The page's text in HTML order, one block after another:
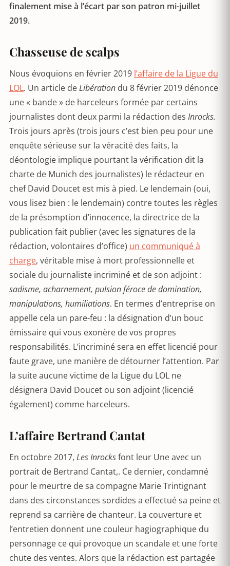
finalement mise à l’écart par son patron mi-juillet
2019.
Chasseuse de scalps
Nous évoquions en février 2019 l’affaire de la Ligue du
LOL. Un article deLibération du 8 février 2019 dénonce
une « bande » de harceleurs formée par certains
journalistes dont deux parmi la rédaction des Inrocks.
Trois jours après (trois jours c’est bien peu pour une
enquête sérieuse sur la véracité des faits, la
déontologie implique pourtant la vérification dit la
charte de Munich des journalistes) le rédacteur en
chef David Doucet est mis à pied. Le lendemain (oui,
vous lisez bien : le lendemain) contre toutes les règles
de la présomption d’innocence, la directrice de la
publication fait publier (avec les signatures de la
rédaction, volontaires d’office) un communiqué à
charge, véritable mise à mort professionnelle et
sociale du journaliste incriminé et de son adjoint :
sadisme, acharnement, pulsion féroce de domination,
manipulations, humiliations. En termes d’entreprise on
appelle cela un pare-feu : la désignation d’un bouc
émissaire qui vous exonère de vos propres
responsabilités. L’incriminé sera en effet licencié pour
faute grave, une manière de détourner l’attention. Par
la suite aucune victime de la Ligue du LOL ne
désignera David Doucet ou son adjoint (licencié
également) comme harceleurs.
L’affaire Bertrand Cantat
En octobre 2017, Les Inrocksfont leur Une avec un
portrait de Bertrand Cantat,. Ce dernier, condamné
pour le meurtre de sa compagne Marie Trintignant
dans des circonstances sordides a effectué sa peine et
reprend sa carrière de chanteur. La couverture et
l’entretien donnent une couleur hagiographique du
personnage ce qui provoque un scandale et une forte
chute des ventes. Alors que la rédaction est partagée